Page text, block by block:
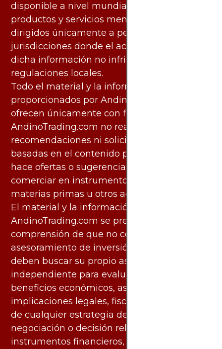
disponible a nivel mundial. Sin embargo, los
productos y servicios mencionados están
dirigidos únicamente a personas en
jurisdicciones donde el acceso y uso de
dicha información no infringe leyes o
regulaciones locales.
Todo el material y la información
proporcionados por AndinoTrading.com se
ofrecen únicamente con fines informativos.
AndinoTrading.com no realiza
recomendaciones ni solicita acciones
basadas en el contenido proporcionado, ni
hace ofertas o sugerencias para invertir o
comerciar en instrumentos financieros,
materias primas u otros activos.
El material y la información disponibles en
AndinoTrading.com se presentan con la
comprensión de que no constituyen
asesoramiento de inversión. Los usuarios
deben buscar su propio asesoramiento
independiente para evaluar los riesgos y
beneficios económicos, así como las
implicaciones legales, fiscales y contables
de cualquier estrategia de inversión,
negociación o decisión relacionada con
instrumentos financieros, materias primas u